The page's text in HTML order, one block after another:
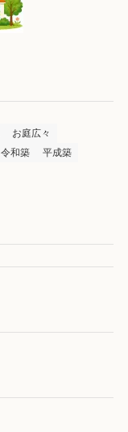
お庭広々
令和築
平成築